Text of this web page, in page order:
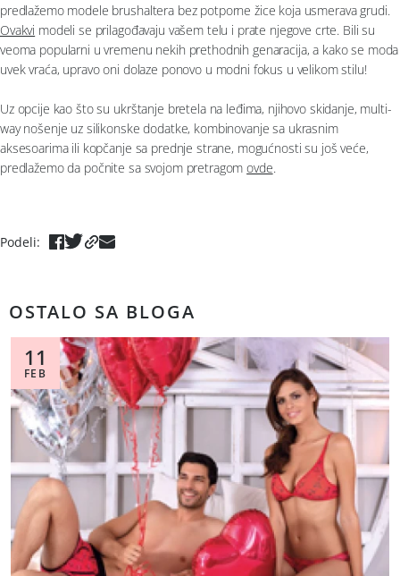
predlažemo modele brushaltera bez potporne žice koja usmerava grudi.
Ovakvi modeli se prilagođavaju vašem telu i prate njegove crte. Bili su
veoma popularni u vremenu nekih prethodnih genaracija, a kako se moda
uvek vraća, upravo oni dolaze ponovo u modni fokus u velikom stilu!
Uz opcije kao što su ukrštanje bretela na leđima, njihovo skidanje, multi-
way nošenje uz silikonske dodatke, kombinovanje sa ukrasnim
aksesoarima ili kopčanje sa prednje strane, mogućnosti su još veće,
predlažemo da počnite sa svojom pretragom ovde.
Podeli:
OSTALO SA BLOGA
11
FEB